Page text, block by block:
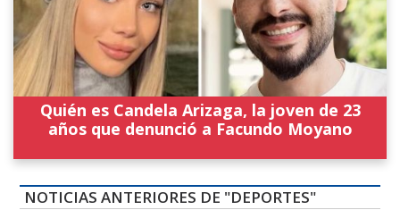
Quién es Candela Arizaga, la joven de 23
años que denunció a Facundo Moyano
NOTICIAS ANTERIORES DE "DEPORTES"